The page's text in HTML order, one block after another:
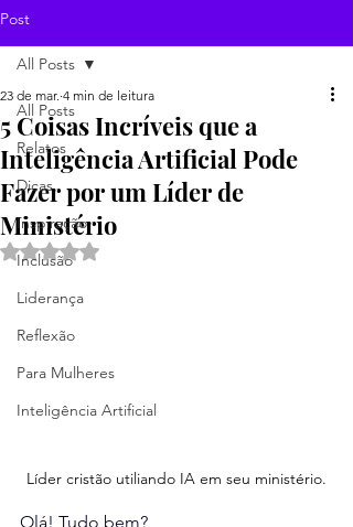
Post
All Posts
Relatos
Dicas
Inspiração
Inclusão
Liderança
Reflexão
Para Mulheres
Inteligência Artificial
All Posts
5 Coisas Incríveis que a
Inteligência Artificial Pode
Fazer por um Líder de
Ministério
23 de mar. 4 min de leitura
Avaliado com NaN de 5 estrelas.
Líder cristão utiliando IA em seu ministério.
Olá! Tudo bem?